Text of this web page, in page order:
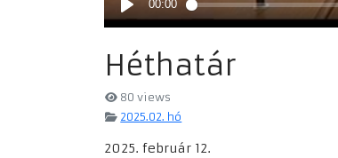
Héthatár
80 views
2025.02. hó
2025. február 12.